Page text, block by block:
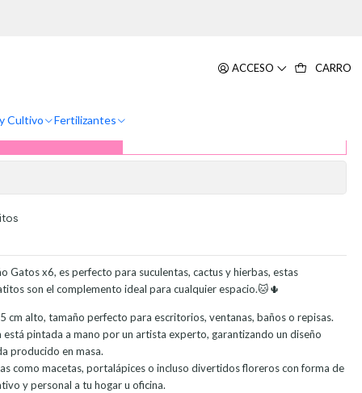
ACCESO CARRO
Cultivo Fertilizantes
Diseño Gatos Ideal Para
Gatos x6, es perfecto para suculentas, cactus y hierbas, estas
son el complemento ideal para cualquier espacio.🐱🌵
cm alto, tamaño perfecto para escritorios, ventanas, baños o repisas.
pintada a mano por un artista experto, garantizando un diseño
producido en masa.
como macetas, portalápices o incluso divertidos floreros con forma de
y personal a tu hogar u oficina.